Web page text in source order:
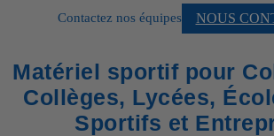
Contactez nos équipes NOUS
Matériel sportif pour
Collèges, Lycées,
Sportifs et